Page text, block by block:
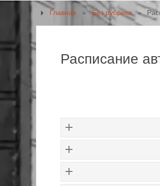
Главная » Без рубрики »
Расписание